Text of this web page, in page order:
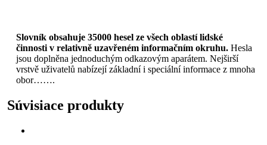
Slovník obsahuje 35000 hesel ze všech oblastí lidské
činnosti v relativně uzavřeném informačním okruhu. Hesla
jsou doplněna jednoduchým odkazovým aparátem. Nejširší
vrstvě uživatelů nabízejí základní i speciální informace z mnoha
obor…….
Súvisiace produkty